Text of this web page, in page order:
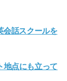
話スクールを
点にも立って